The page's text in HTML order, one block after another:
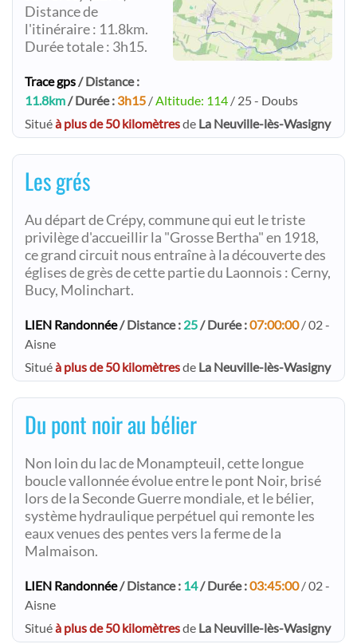
Distance de
l'itinéraire : 11.8km.
Durée totale : 3h15.
Trace gps/ Distance :
11.8km/ Durée : 3h15 /Altitude: 114 / 25 - Doubs
Situéà plus de 50 kilomètresde La Neuville-lès-Wasigny
Les grés
Au départ de Crépy, commune qui eut le triste
privilège d'accueillir la "Grosse Bertha" en 1918,
ce grand circuit nous entraîne à la découverte des
églises de grès de cette partie du Laonnois : Cerny,
Bucy, Molinchart.
LIEN Randonnée/ Distance : 25/ Durée :07:00:00/ 02 -
Aisne
Situéà plus de 50 kilomètresde La Neuville-lès-Wasigny
Du pont noir au bélier
Non loin du lac de Monampteuil, cette longue
boucle vallonnée évolue entre le pont Noir, brisé
lors de la Seconde Guerre mondiale, et le bélier,
système hydraulique perpétuel qui remonte les
eaux venues des pentes vers la ferme de la
Malmaison.
LIEN Randonnée/ Distance : 14/ Durée :03:45:00/ 02 -
Aisne
Situéà plus de 50 kilomètresde La Neuville-lès-Wasigny